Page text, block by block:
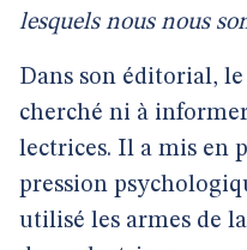
lesquels nous nous
Dans son éditorial,
cherché ni à
lectrices. Il a mis en
pression
utilisé les armes de